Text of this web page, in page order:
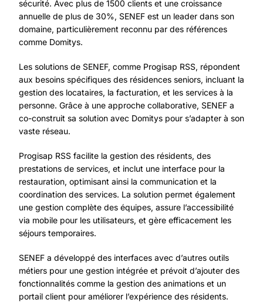
sécurité. Avec plus de 1500 clients et une croissance
annuelle de plus de 30%, SENEF est un leader dans son
domaine, particulièrement reconnu par des références
comme Domitys.
Les solutions de SENEF, comme Progisap RSS, répondent
aux besoins spécifiques des résidences seniors, incluant la
gestion des locataires, la facturation, et les services à la
personne. Grâce à une approche collaborative, SENEF a
co-construit sa solution avec Domitys pour s’adapter à son
vaste réseau.
Progisap RSS facilite la gestion des résidents, des
prestations de services, et inclut une interface pour la
restauration, optimisant ainsi la communication et la
coordination des services. La solution permet également
une gestion complète des équipes, assure l’accessibilité
via mobile pour les utilisateurs, et gère efficacement les
séjours temporaires.
SENEF a développé des interfaces avec d’autres outils
métiers pour une gestion intégrée et prévoit d’ajouter des
fonctionnalités comme la gestion des animations et un
portail client pour améliorer l’expérience des résidents.